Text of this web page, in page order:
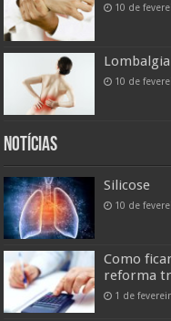
10 de
Lombalgia
10 de
Notícias
Silicose
10 de
Como
reforma
1 de